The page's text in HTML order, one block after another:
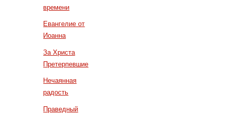
времени
Евангелие от
Иоанна
За Христа
Претерпевшие
Нечаянная
радость
Праведный